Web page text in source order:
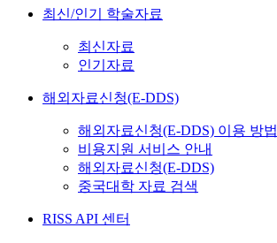
최신/인기 학술자료
최신자료
인기자료
해외자료신청(E-DDS)
해외자료신청(E-DDS) 이용 방법
비용지원 서비스 안내
해외자료신청(E-DDS)
중국대학 자료 검색
RISS API 센터